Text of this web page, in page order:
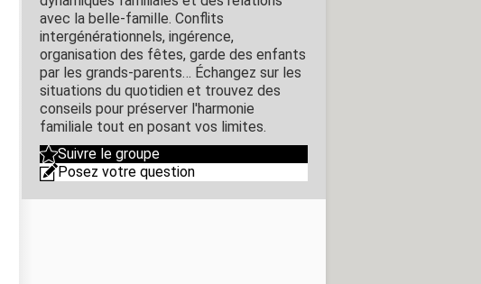
avec la belle-famille. Conflits
intergénérationnels, ingérence,
organisation des fêtes, garde des enfants
par les grands-parents… Échangez sur les
situations du quotidien et trouvez des
conseils pour préserver l'harmonie
familiale tout en posant vos limites.
Suivre le groupe
Posez votre question